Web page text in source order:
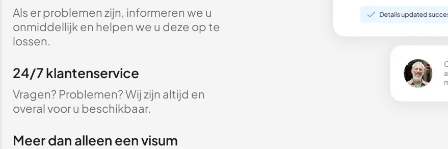
Als er problemen zijn, informeren we u
onmiddellijk en helpen we u deze op te
lossen.
24/7 klantenservice
Vragen? Problemen? Wij zijn altijd en
overal voor u beschikbaar.
Meer dan alleen een visum